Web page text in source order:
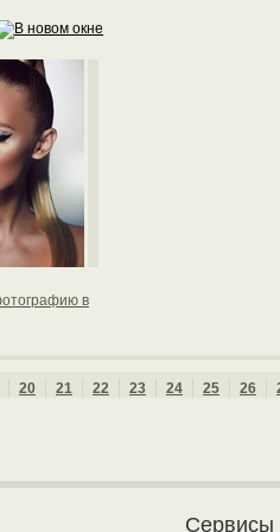
20 21 22 23 24 25 26
Сервисы